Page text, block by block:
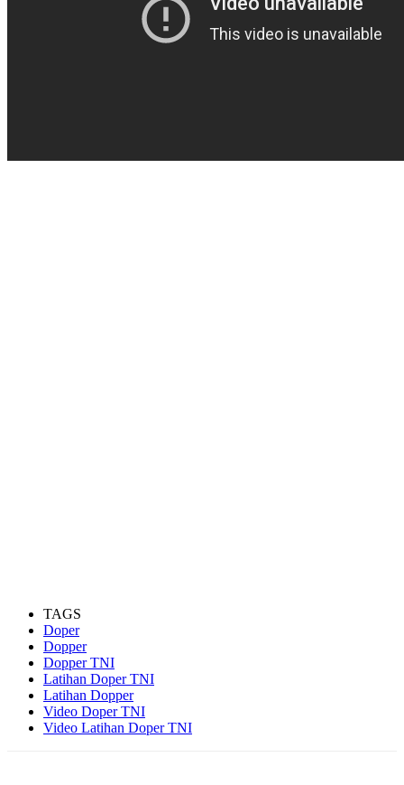
TAGS
Doper
Dopper
Dopper TNI
Latihan Doper TNI
Latihan Dopper
Video Doper TNI
Video Latihan Doper TNI